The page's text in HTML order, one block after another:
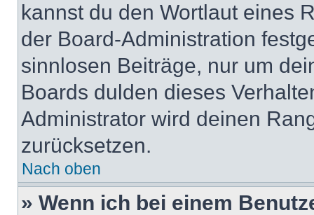
kannst du den Wortlaut eines
der Board-Administration
sinnlosen Beiträge, nur um
Boards dulden dieses
Administrator wird deinen
zurücksetzen.
Nach oben
» Wenn ich bei einem